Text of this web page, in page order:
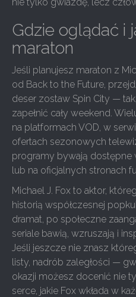
Gdzie oglądać i
maraton
Jeśli planujesz maraton z
od Back to the Future,
deser zostaw Spin City —
zapełnić cały weekend.
na platformach VOD, w
ofertach sezonowych
programy bywają dostępne
lub na oficjalnych stronach
Michael J. Fox to aktor,
historią współczesnej
dramat, po społeczne
seriale bawią, wzruszają i
Jeśli jeszcze nie znasz
listy, nadrób zaległości —
okazji możesz docenić nie
serce, jakie Fox wkłada w